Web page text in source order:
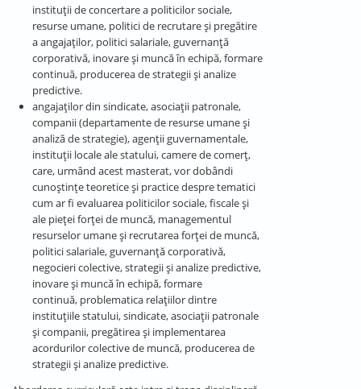
instituții de concertare a politicilor sociale,
resurse umane, politici de recrutare și pregătire
a angajaților, politici salariale, guvernanță
corporativă, inovare și muncă în echipă, formare
continuă, producerea de strategii și analize
predictive.
angajaților din sindicate, asociații patronale,
companii (departamente de resurse umane și
analiză de strategie), agenții guvernamentale,
instituții locale ale statului, camere de comerț,
care, urmând acest masterat, vor dobândi
cunoștințe teoretice și practice despre tematici
cum ar fi evaluarea politicilor sociale, fiscale și
ale pieței forței de muncă, managementul
resurselor umane și recrutarea forței de muncă,
politici salariale, guvernanță corporativă,
negocieri colective, strategii și analize predictive,
inovare și muncă în echipă, formare
continuă, problematica relațiilor dintre
instituțiile statului, sindicate, asociații patronale
și companii, pregătirea și implementarea
acordurilor colective de muncă, producerea de
strategii și analize predictive.